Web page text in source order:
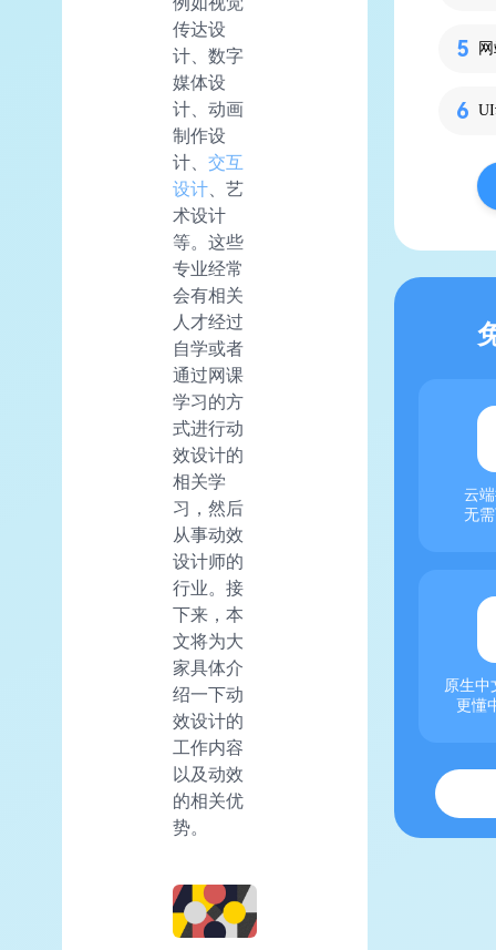
传达设
计、数字
媒体设
计、动画
制作设
计、 交互
设计、艺
术设计
等。这些
专业经常
会有相关
人才经过
自学或者
通过网课
学习的方
式进行动
效设计的
相关学
习，然后
从事动效
设计师的
行业。接
下来，本
文将为大
家具体介
绍一下动
效设计的
工作内容
以及动效
的相关优
势。
云
无
原生中
更懂